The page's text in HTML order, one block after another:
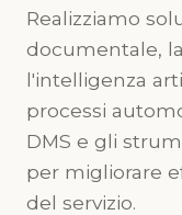
Realizziamo
documentale,
l'intelligenza
processi
DMS e gli
per migliorare
del servizio.